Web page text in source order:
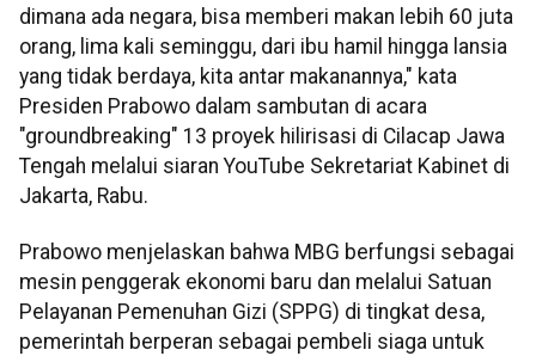
dimana ada negara, bisa memberi makan lebih 60 juta
orang, lima kali seminggu, dari ibu hamil hingga lansia
yang tidak berdaya, kita antar makanannya," kata
Presiden Prabowo dalam sambutan di acara
"groundbreaking" 13 proyek hilirisasi di Cilacap Jawa
Tengah melalui siaran YouTube Sekretariat Kabinet di
Jakarta, Rabu.
Prabowo menjelaskan bahwa MBG berfungsi sebagai
mesin penggerak ekonomi baru dan melalui Satuan
Pelayanan Pemenuhan Gizi (SPPG) di tingkat desa,
pemerintah berperan sebagai pembeli siaga untuk